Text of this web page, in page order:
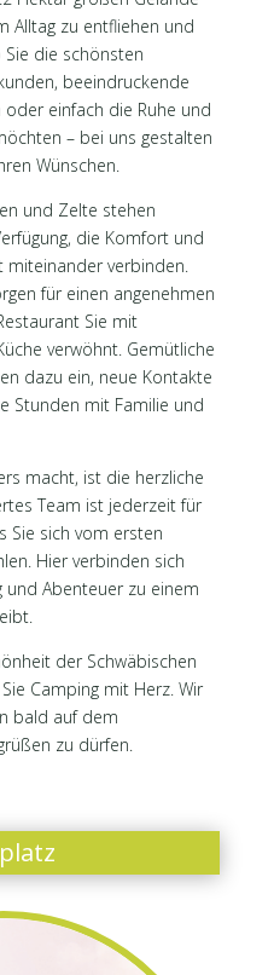
Alltag zu entfliehen und
Sie die schönsten
beeindruckende
einfach die Ruhe und
– bei uns gestalten
Wünschen.
und Zelte stehen
die Komfort und
miteinander verbinden.
für einen angenehmen
Sie mit
verwöhnt. Gemütliche
dazu ein, neue Kontakte
Stunden mit Familie und
macht, ist die herzliche
Team ist jederzeit für
Sie sich vom ersten
Hier verbinden sich
und Abenteuer zu einem
der Schwäbischen
Camping mit Herz. Wir
bald auf dem
zu dürfen.